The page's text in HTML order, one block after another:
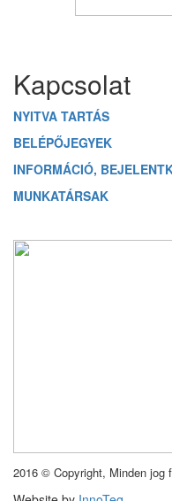
Kapcsolat
NYITVA TARTÁS
BELÉPŐJEGYEK
INFORMÁCIÓ,
MUNKATÁRSAK
2016 © Copyright, Minden jog